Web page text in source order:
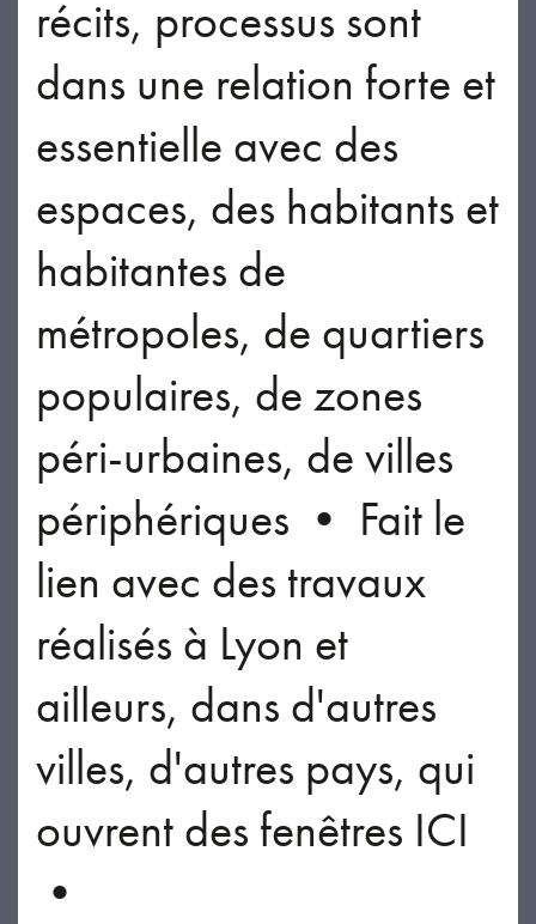
récits, processus sont
dans une relation forte et
essentielle avec des
espaces, des habitants et
habitantes de
métropoles, de quartiers
populaires, de zones
péri-urbaines, de villes
périphériques • Fait le
lien avec des travaux
réalisés à Lyon et
ailleurs, dans d'autres
villes, d'autres pays, qui
ouvrent des fenêtres ICI
•